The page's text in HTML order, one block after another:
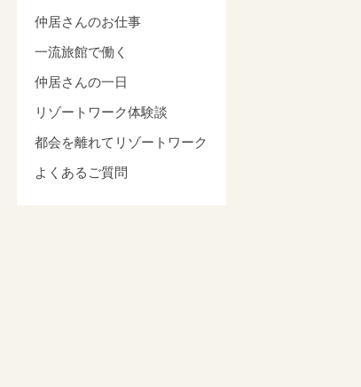
仲居さんのお仕事
一流旅館で働く
仲居さんの一日
リゾートワーク体験談
都会を離れてリゾートワーク
よくあるご質問